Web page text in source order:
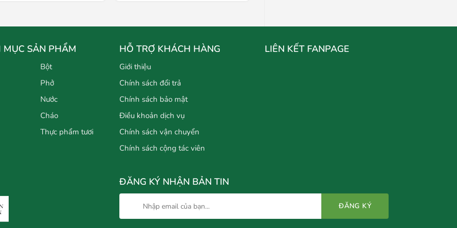
MỤC SẢN PHẨM
Bột
Phở
Nước
Cháo
Thực phẩm tươi
HỖ TRỢ KHÁCH HÀNG
Giới thiệu
Chính sách đổi trả
Chính sách bảo mật
Điều khoản dịch vụ
Chính sách vận chuyển
Chính sách cộng tác viên
LIÊN KẾT FANPAGE
ĐĂNG KÝ NHẬN BẢN TIN